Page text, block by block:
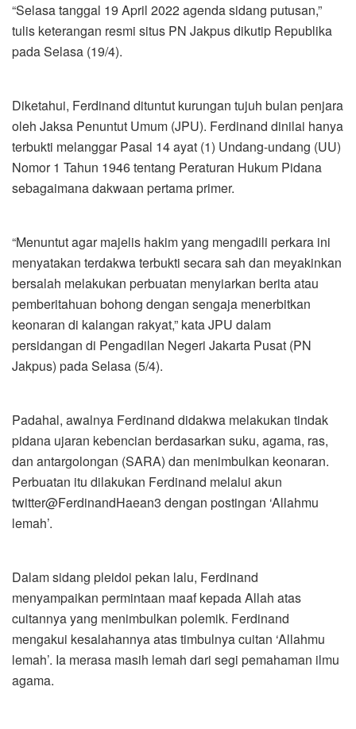
“Selasa tanggal 19 April 2022 agenda sidang putusan,”
tulis keterangan resmi situs PN Jakpus dikutip Republika
pada Selasa (19/4).
Diketahui, Ferdinand dituntut kurungan tujuh bulan penjara
oleh Jaksa Penuntut Umum (JPU). Ferdinand dinilai hanya
terbukti melanggar Pasal 14 ayat (1) Undang-undang (UU)
Nomor 1 Tahun 1946 tentang Peraturan Hukum Pidana
sebagaimana dakwaan pertama primer.
“Menuntut agar majelis hakim yang mengadili perkara ini
menyatakan terdakwa terbukti secara sah dan meyakinkan
bersalah melakukan perbuatan menyiarkan berita atau
pemberitahuan bohong dengan sengaja menerbitkan
keonaran di kalangan rakyat,” kata JPU dalam
persidangan di Pengadilan Negeri Jakarta Pusat (PN
Jakpus) pada Selasa (5/4).
Padahal, awalnya Ferdinand didakwa melakukan tindak
pidana ujaran kebencian berdasarkan suku, agama, ras,
dan antargolongan (SARA) dan menimbulkan keonaran.
Perbuatan itu dilakukan Ferdinand melalui akun
twitter@FerdinandHaean3 dengan postingan ‘Allahmu
lemah’.
Dalam sidang pleidoi pekan lalu, Ferdinand
menyampaikan permintaan maaf kepada Allah atas
cuitannya yang menimbulkan polemik. Ferdinand
mengakui kesalahannya atas timbulnya cuitan ‘Allahmu
lemah’. Ia merasa masih lemah dari segi pemahaman ilmu
agama.